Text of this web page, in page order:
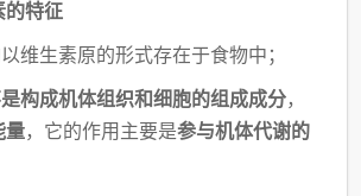
的特征
维生素原的形式存在于食物中；
构成机体组织和细胞的组成成分，
量，它的作用主要是参与机体代谢的